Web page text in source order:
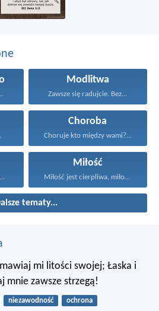
Modlitwa
Zawsze się radujcie. Bez...
Choroba
Choruje kto między wami?...
Bogu waszemu...
Miłość
Miłość jest cierpliwa, miłość...
tematy...
mi litości swojej; Łaska i
mnie zawsze strzegą!
niezawodność ochrona